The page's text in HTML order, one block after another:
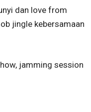
dan love from
jingle kebersamaan
jamming session